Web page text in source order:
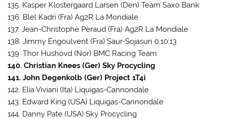
135. Kasper Klostergaard Larsen (Den) Team Saxo Bank
136. Blel Kadri (Fra) Ag2R La Mondiale
137. Jean-Christophe Peraud (Fra) Ag2R La Mondiale
138. Jimmy Engoulvent (Fra) Saur-Sojasun 0:10:13
139. Thor Hushovd (Nor) BMC Racing Team
140. Christian Knees (Ger) Sky Procycling
141. John Degenkolb (Ger) Project 1T4i
142. Elia Viviani (Ita) Liquigas-Cannondale
143. Edward King (USA) Liquigas-Cannondale
144. Danny Pate (USA) Sky Procycling